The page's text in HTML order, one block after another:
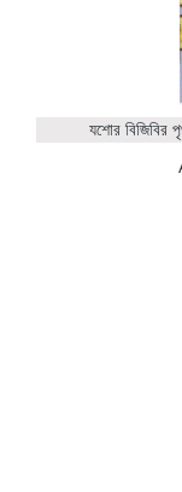
যশোর বিজিবির